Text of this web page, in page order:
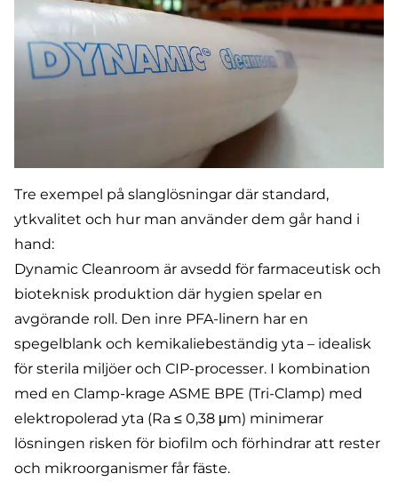
Tre exempel på slanglösningar där standard,
ytkvalitet och hur man använder dem går hand i
hand:
Dynamic Cleanroom är avsedd för farmaceutisk och
bioteknisk produktion där hygien spelar en
avgörande roll. Den inre PFA-linern har en
spegelblank och kemikaliebeständig yta – idealisk
för sterila miljöer och CIP-processer. I kombination
med en Clamp-krage ASME BPE (Tri-Clamp) med
elektropolerad yta (Ra ≤ 0,38 μm) minimerar
lösningen risken för biofilm och förhindrar att rester
och mikroorganismer får fäste.